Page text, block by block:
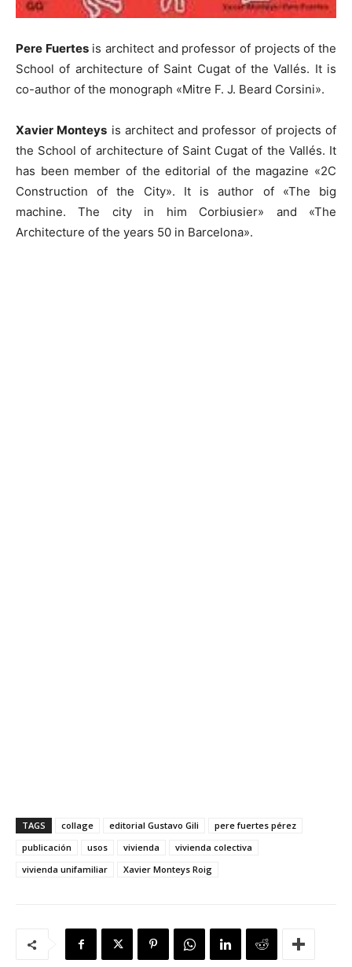
Pere Fuertesis architect and professor of projects of the
School of architecture of Saint Cugat of the Vallés. It is
co-author of the monograph «Mitre F. J. Beard Corsini».
Xavier Monteys is architect and professor of projects of
the School of architecture of Saint Cugat of the Vallés. It
has been member of the editorial of the magazine «2C
Construction of the City». It is author of «The big
machine. The city in him Corbiusier» and «The
Architecture of the years 50 in Barcelona».
TAGS collage editorial Gustavo Gili
pere fuertes pérez
publicación
usos vivienda
vivienda colectiva
vivienda unifamiliar
Xavier Monteys Roig